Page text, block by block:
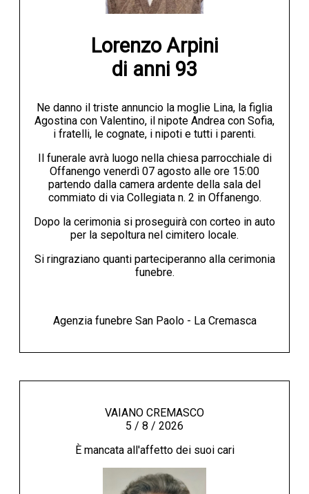
Lorenzo Arpini
di anni 93
Ne danno il triste annuncio la moglie Lina, la figlia
Agostina con Valentino, il nipote Andrea con Sofia,
i fratelli, le cognate, i nipoti e tutti i parenti.
Il funerale avrà luogo nella chiesa parrocchiale di
Offanengo venerdì 07 agosto alle ore 15:00
partendo dalla camera ardente della sala del
commiato di via Collegiata n. 2 in Offanengo.
Dopo la cerimonia si proseguirà con corteo in auto
per la sepoltura nel cimitero locale.
Si ringraziano quanti parteciperanno alla cerimonia
funebre.
Agenzia funebre San Paolo - La Cremasca
VAIANO CREMASCO
5 / 8 / 2026
È mancata all'affetto dei suoi cari